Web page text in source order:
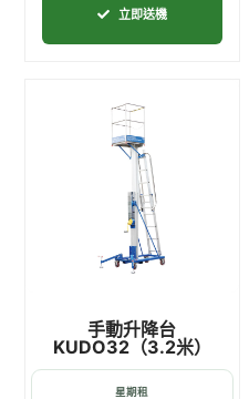
立即送機
手動升降台
KUDO32（3.2米）
星期租
產
品
有
多
種
款
式。
在
產
品